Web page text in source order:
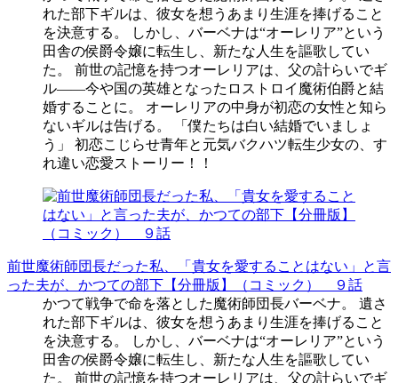
れた部下ギルは、彼女を想うあまり生涯を捧げること
を決意する。 しかし、バーベナは“オーレリア”という
田舎の侯爵令嬢に転生し、新たな人生を謳歌してい
た。 前世の記憶を持つオーレリアは、父の計らいでギ
ル――今や国の英雄となったロストロイ魔術伯爵と結
婚することに。 オーレリアの中身が初恋の女性と知ら
ないギルは告げる。 「僕たちは白い結婚でいましょ
う」 初恋こじらせ青年と元気バクハツ転生少女の、す
れ違い恋愛ストーリー！！
前世魔術師団長だった私、「貴女を愛することはない」と言
った夫が、かつての部下【分冊版】（コミック） ９話
かつて戦争で命を落とした魔術師団長バーベナ。 遺さ
れた部下ギルは、彼女を想うあまり生涯を捧げること
を決意する。 しかし、バーベナは“オーレリア”という
田舎の侯爵令嬢に転生し、新たな人生を謳歌してい
た。 前世の記憶を持つオーレリアは、父の計らいでギ